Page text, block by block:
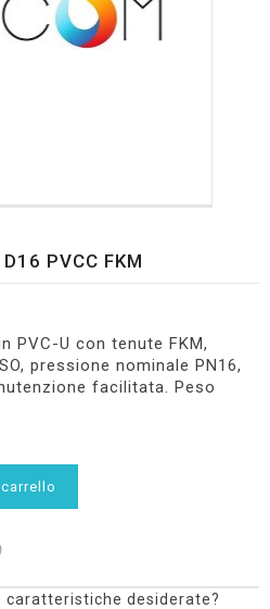
PVCC FKM
PVC-U con tenute FKM,
pressione nominale PN16,
facilitata. Peso
caratteristiche desiderate?